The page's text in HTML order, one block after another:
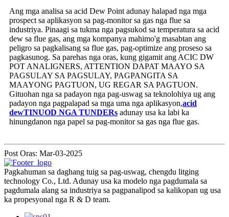
Ang mga analisa sa acid Dew Point adunay halapad nga mga
prospect sa aplikasyon sa pag-monitor sa gas nga flue sa
industriya. Pinaagi sa tukma nga pagsukod sa temperatura sa acid
dew sa flue gas, ang mga kompanya mahimo'g masabtan ang
peligro sa pagkalisang sa flue gas, pag-optimize ang proseso sa
pagkasunog. Sa parehas nga oras, kung gigamit ang ACIC DW
POT ANALIGNERS, ATTENTION DAPAT MAAYO SA
PAGSULAY SA PAGSULAY, PAGPANGITA SA
MAAYONG PAGTUON, UG REGAR SA PAGTUON.
Gituohan nga sa padayon nga pag-uswag sa teknolohiya ug ang
padayon nga pagpalapad sa mga uma nga aplikasyon,acid
dewTINUOD NGA TUNDERs adunay usa ka labi ka
hinungdanon nga papel sa pag-monitor sa gas nga flue gas.
Post Oras: Mar-03-2025
Pagkahuman sa daghang tuig sa pag-uswag, chengdu litging
technology Co., Ltd. Adunay usa ka modelo nga pagdumala sa
pagdumala alang sa industriya sa pagpanalipod sa kalikopan ug usa
ka propesyonal nga R & D team.